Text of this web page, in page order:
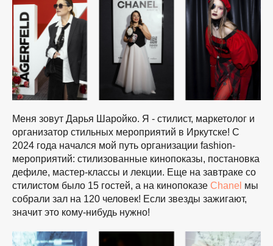
Меня зовут Дарья Шаройко. Я - стилист, маркетолог и
организатор стильных мероприятий в Иркутске! С
2024 года начался мой путь организации fashion-
мероприятий: стилизованные кинопоказы, постановка
дефиле, мастер-классы и лекции. Еще на завтраке со
стилистом было 15 гостей, а на кинопоказе Chanel мы
собрали зал на 120 человек! Если звезды зажигают,
значит это кому-нибудь нужно!